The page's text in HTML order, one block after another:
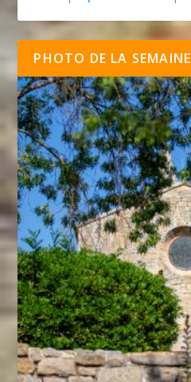
PHOTO DE LA SEMAINE